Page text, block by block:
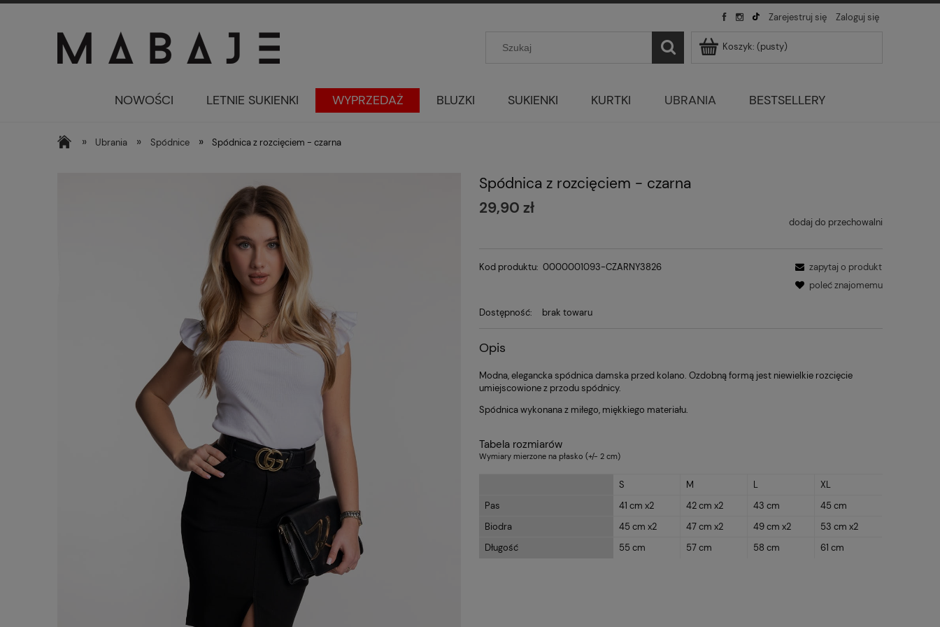
Zarejestruj się Zaloguj się
Koszyk: (pusty)
NOWOŚCI LETNIE SUKIENKI WYPRZEDAŻ BLUZKI SUKIENKI KURTKI UBRANIA BESTSELLERY
» Ubrania » Spódnice » Spódnica z rozcięciem - czarna
Spódnica z rozcięciem - czarna
29,90 zł
dodaj do przechowalni
Kod produktu: 0000001093-CZARNY3826
zapytaj o produkt
poleć znajomemu
Dostępność: brak towaru
Opis
Modna, elegancka spódnica damska przed kolano. Ozdobną formą jest niewielkie rozcięcie
umiejscowione z przodu spódnicy.
Spódnica wykonana z miłego, miękkiego materiału.
Tabela rozmiarów
Wymiary mierzone na płasko (+/- 2 cm)
S M L
XL
Pas
41 cm x2 42 cm x2 43 cm
45 cm
Biodra
45 cm x2 47 cm x2 49 cm x2
53 cm x2
Długość
55 cm 57 cm 58 cm 61 cm